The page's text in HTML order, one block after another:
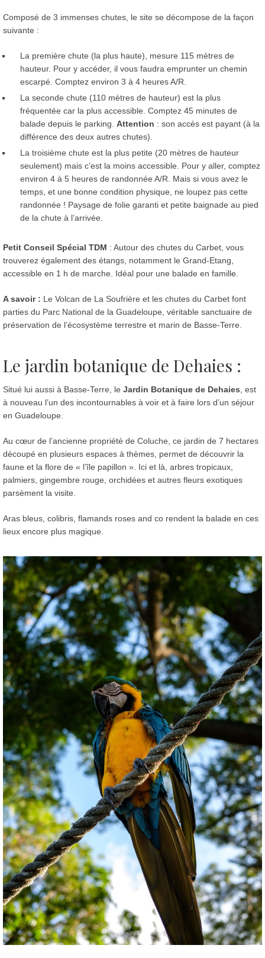
Composé de 3 immenses chutes, le site se décompose de la façon
suivante :
La première chute (la plus haute), mesure 115 mètres de
hauteur. Pour y accéder, il vous faudra emprunter un chemin
escarpé. Comptez environ 3 à 4 heures A/R.
La seconde chute (110 mètres de hauteur) est la plus
fréquentée car la plus accessible. Comptez 45 minutes de
balade depuis le parking. Attention : son accès est payant (à la
différence des deux autres chutes).
La troisième chute est la plus petite (20 mètres de hauteur
seulement) mais c’est la moins accessible. Pour y aller, comptez
environ 4 à 5 heures de randonnée A/R. Mais si vous avez le
temps, et une bonne condition physique, ne loupez pas cette
randonnée ! Paysage de folie garanti et petite baignade au pied
de la chute à l’arrivée.
Petit Conseil Spécial TDM : Autour des chutes du Carbet, vous
trouverez également des étangs, notamment le Grand-Etang,
accessible en 1 h de marche. Idéal pour une balade en famille.
A savoir : Le Volcan de La Soufrière et les chutes du Carbet font
parties du Parc National de la Guadeloupe, véritable sanctuaire de
préservation de l’écosystème terrestre et marin de Basse-Terre.
Le jardin botanique de Dehaies :
Situé lui aussi à Basse-Terre, le Jardin Botanique de Dehaies , est
à nouveau l’un des incontournables à voir et à faire lors d’un séjour
en Guadeloupe.
Au cœur de l’ancienne propriété de Coluche, ce jardin de 7 hectares
découpé en plusieurs espaces à thèmes, permet de découvrir la
faune et la flore de « l’île papillon ». Ici et là, arbres tropicaux,
palmiers, gingembre rouge, orchidées et autres fleurs exotiques
parsèment la visite.
Aras bleus, colibris, flamands roses and co rendent la balade en ces
lieux encore plus magique.